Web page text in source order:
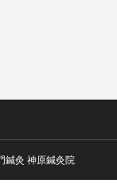
鍼灸 神原鍼灸院